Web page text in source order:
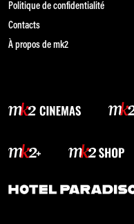
Politique de confidentialité
Contacts
À propos de mk2